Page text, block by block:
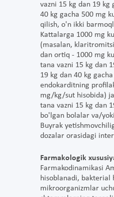
vazni 15 kg dan 19
40 kg gacha 500 mg
qilish, o'n ikki
Kattalarga 1000 mg
(masalan,
dan ortiq - 1000 mg
tana vazni 15 kg dan
19 kg dan 40 kg
endokarditning
mg/kg/sut hisobida)
tana vazni 15 kg dan
bo'lgan bolalar va/
Buyrak
dozalar orasidagi
Farmakologik
Farmakodinamikasi
hisoblanadi, bakterial
mikroorganizmlar